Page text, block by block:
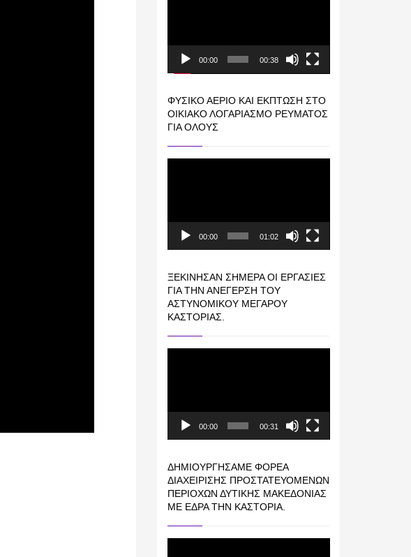
00:00 00:38
ΦΥΣΙΚΌ ΑΈΡΙΟ ΚΑΙ ΕΚΠΤΩΣΗ ΣΤΟ
ΟΙΚΙΑΚΌ ΛΟΓΑΡΙΑΣΜΌ ΡΕΎΜΑΤΟΣ
ΓΙΑ ΟΛΟΥΣ
00:00 01:02
ΞΕΚΊΝΗΣΑΝ ΣΉΜΕΡΑ ΟΙ ΕΡΓΑΣΊΕΣ
ΓΙΑ ΤΗΝ ΑΝΈΓΕΡΣΗ ΤΟΥ
ΑΣΤΥΝΟΜΙΚΟΎ ΜΕΓΆΡΟΥ
ΚΑΣΤΟΡΙΆΣ.
00:00 00:31
ΔΗΜΙΟΥΡΓΉΣΑΜΕ ΦΟΡΈΑ
ΔΙΑΧΕΊΡΙΣΗΣ ΠΡΟΣΤΑΤΕΥΌΜΕΝΩΝ
ΠΕΡΙΟΧΏΝ ΔΥΤΙΚΉΣ ΜΑΚΕΔΟΝΊΑΣ
ΜΕ ΈΔΡΑ ΤΗΝ ΚΑΣΤΟΡΙΆ.